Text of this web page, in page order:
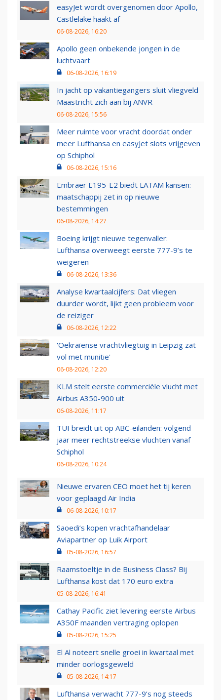
easyJet wordt overgenomen door Apollo,
Castlelake haakt af
06-08-2026, 16:20
Apollo geen onbekende jongen in de
luchtvaart
06-08-2026, 16:19
In jacht op vakantiegangers sluit vliegveld
Maastricht zich aan bij ANVR
06-08-2026, 15:56
Meer ruimte voor vracht doordat onder
meer Lufthansa en easyJet slots vrijgeven
op Schiphol
06-08-2026, 15:16
Embraer E195-E2 biedt LATAM kansen:
maatschappij zet in op nieuwe
bestemmingen
06-08-2026, 14:27
Boeing krijgt nieuwe tegenvaller:
Lufthansa overweegt eerste 777-9’s te
weigeren
06-08-2026, 13:36
Analyse kwartaalcijfers: Dat vliegen
duurder wordt, lijkt geen probleem voor
de reiziger
06-08-2026, 12:22
'Oekraïense vrachtvliegtuig in Leipzig zat
vol met munitie'
06-08-2026, 12:20
KLM stelt eerste commerciële vlucht met
Airbus A350-900 uit
06-08-2026, 11:17
TUI breidt uit op ABC-eilanden: volgend
jaar meer rechtstreekse vluchten vanaf
Schiphol
06-08-2026, 10:24
Nieuwe ervaren CEO moet het tij keren
voor geplaagd Air India
06-08-2026, 10:17
Saoedi’s kopen vrachtafhandelaar
Aviapartner op Luik Airport
05-08-2026, 16:57
Raamstoeltje in de Business Class? Bij
Lufthansa kost dat 170 euro extra
05-08-2026, 16:41
Cathay Pacific ziet levering eerste Airbus
A350F maanden vertraging oplopen
05-08-2026, 15:25
El Al noteert snelle groei in kwartaal met
minder oorlogsgeweld
05-08-2026, 14:17
Lufthansa verwacht 777-9’s nog steeds